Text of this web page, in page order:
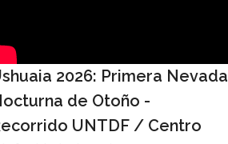
2026: Primera Nevada
de Otoño -
UNTDF / Centro